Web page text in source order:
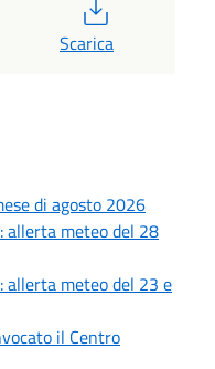
Scarica
di agosto 2026
allerta meteo del 28
allerta meteo del 23 e
il Centro